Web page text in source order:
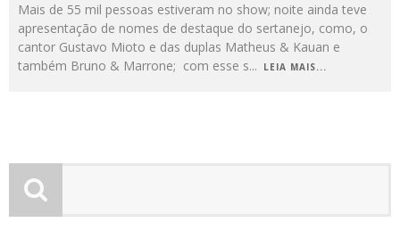
Mais de 55 mil pessoas estiveram no show; noite ainda teve
apresentação de nomes de destaque do sertanejo, como, o
cantor Gustavo Mioto e das duplas Matheus & Kauan e
também Bruno & Marrone; com esse s... LEIA MAIS...